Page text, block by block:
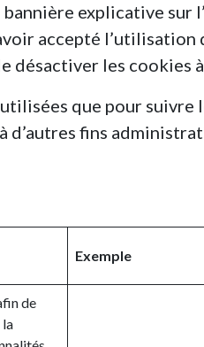
explicative
accepté l’utilisation
désactiver les cookies
que pour
d’autres fins
Exemple
de
la